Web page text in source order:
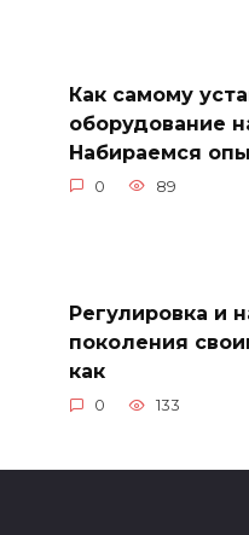
Как самому
оборудование
Набираемся
0 89
Регулировка и
поколения
как
0 133